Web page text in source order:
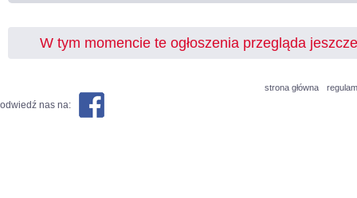
W tym momencie te ogłoszenia przegląda
strona główna
odwiedź nas na: